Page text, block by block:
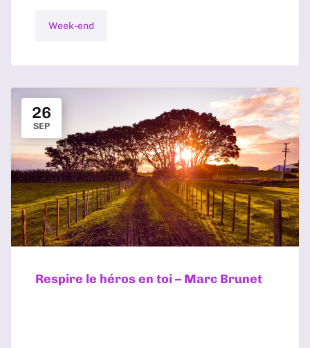
Week-end
26
SEP
Respire le héros en toi – Marc Brunet